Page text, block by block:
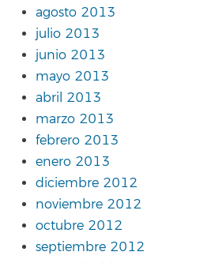
agosto 2013
julio 2013
junio 2013
mayo 2013
abril 2013
marzo 2013
febrero 2013
enero 2013
diciembre 2012
noviembre 2012
octubre 2012
septiembre 2012